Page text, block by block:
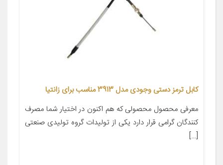
کابل ترمز دستی وجودی مدل 3913 مناسب برای زانتیا
معرفی محصول محصولی که هم اکنون در اختیار شما مصرف
کنندگان گرامی قرار دارد یکی از تولیدات گروه تولیدی صنعتی
[…]